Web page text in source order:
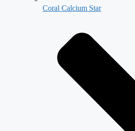
Coral Calcium Star